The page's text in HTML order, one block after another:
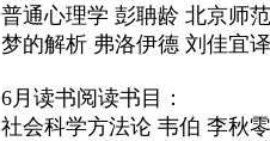
普通心理学 彭聃龄 北京师
梦的解析 弗洛伊德 刘佳宜
6月读书阅读书目：
社会科学方法论 韦伯 李秋